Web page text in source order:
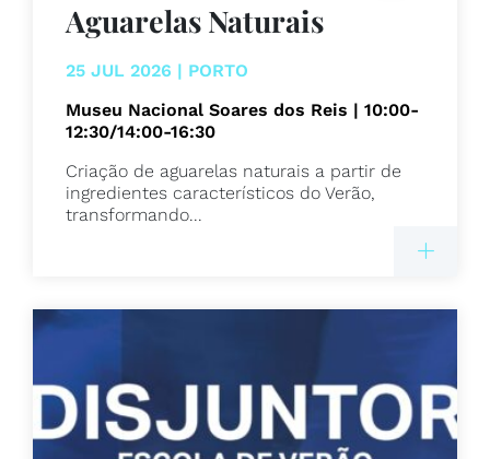
Aguarelas Naturais
25 JUL 2026 | PORTO
Museu Nacional Soares dos Reis | 10:00-
12:30/14:00-16:30
Criação de aguarelas naturais a partir de
ingredientes característicos do Verão,
transformando...